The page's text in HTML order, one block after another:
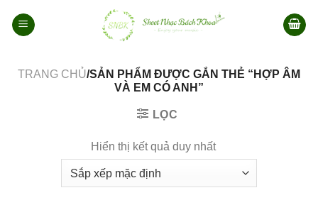
qua
TRANG CHỦ/SẢN PHẨM ĐƯỢC GẮN THẺ “HỢP ÂM
VÀ EM CÓ ANH”
LỌC
Hiển thị kết quả duy nhất